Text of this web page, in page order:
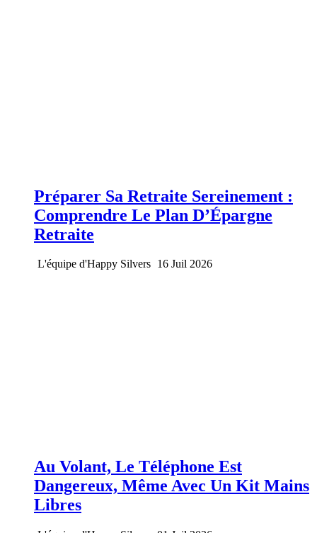
Préparer Sa Retraite Sereinement :
Comprendre Le Plan D’Épargne
Retraite
L'équipe d'Happy Silvers 16 Juil 2026
Au Volant, Le Téléphone Est
Dangereux, Même Avec Un Kit Mains
Libres